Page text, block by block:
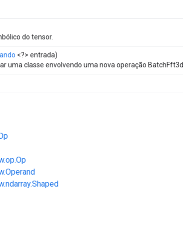
do tensor.
<?> entrada)
uma classe envolvendo uma nova operação BatchFft3d.